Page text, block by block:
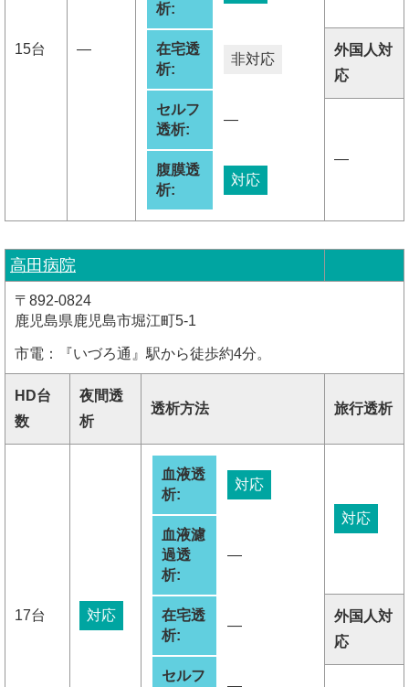
15台 ―
析:
在宅透
析:
非対応
セルフ
透析:
―
腹膜透
析:
対応
外国人対
応
―
高田病院
〒892-0824
鹿児島県鹿児島市堀江町5-1
市電：『いづろ通』駅から徒歩約4分。
HD台
数
夜間透
析
透析方法 旅行透析
17台 対応
血液透
析:
対応
血液濾
過透
析:
―
在宅透
析:
―
セルフ
対応
外国人対
応